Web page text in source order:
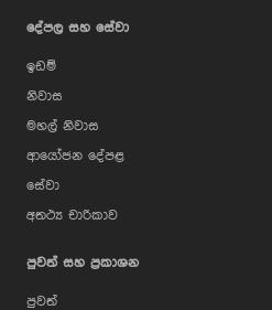
දේපල සහ සේවා
ඉඩම්
නිවාස
මහල් නිවාස
ආයෝජන දේපළ
සේවා
අතථ්‍ය චාරිකාව
පුවත් සහ ප්‍රකාශන
පුවත්